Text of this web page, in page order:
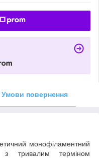
Умови повернення
монофіламентний
з тривалим терміном